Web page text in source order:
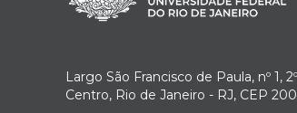
Largo São Francisco de Paula, nº 1,
Centro, Rio de Janeiro - RJ, CEP